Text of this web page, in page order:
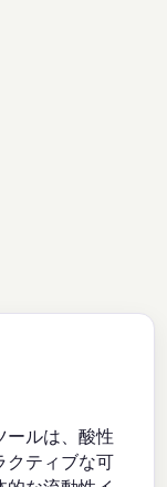
ールは、酸性
クティブな可